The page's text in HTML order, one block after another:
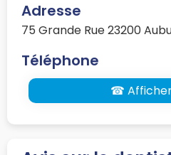
Adresse
75 Grande Rue 23200
Téléphone
☎ Afficher